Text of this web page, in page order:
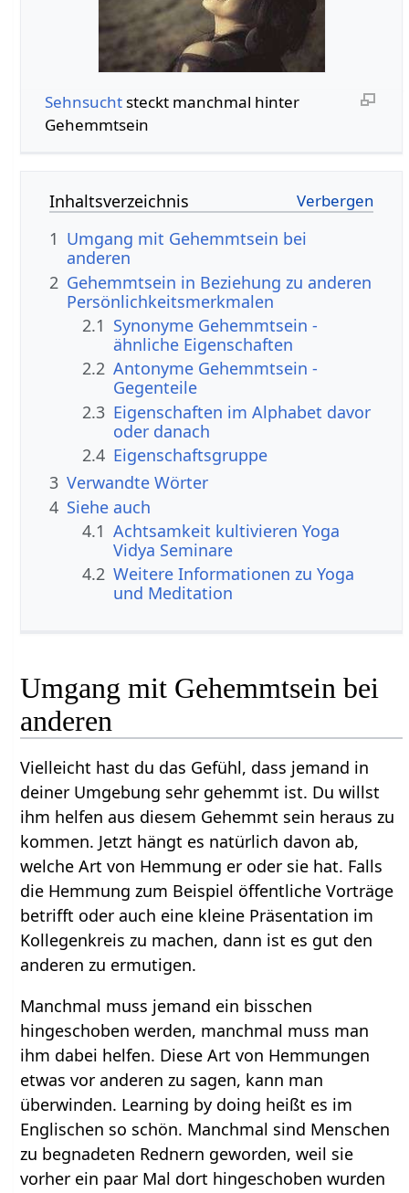
Sehnsuchtsteckt manchmal hinter
Gehemmtsein
Inhaltsverzeichnis
1 Umgang mit Gehemmtsein bei
anderen
2 Gehemmtsein in Beziehung zu anderen
Persönlichkeitsmerkmalen
2.1 Synonyme Gehemmtsein -
ähnliche Eigenschaften
2.2 Antonyme Gehemmtsein -
Gegenteile
2.3 Eigenschaften im Alphabet davor
oder danach
2.4 Eigenschaftsgruppe
3 Verwandte Wörter
4 Siehe auch
4.1 Achtsamkeit kultivieren Yoga
Vidya Seminare
4.2 Weitere Informationen zu Yoga
und Meditation
Umgang mit Gehemmtsein bei
anderen
Vielleicht hast du das Gefühl, dass jemand in
deiner Umgebung sehr gehemmt ist. Du willst
ihm helfen aus diesem Gehemmt sein heraus zu
kommen. Jetzt hängt es natürlich davon ab,
welche Art von Hemmung er oder sie hat. Falls
die Hemmung zum Beispiel öffentliche Vorträge
betrifft oder auch eine kleine Präsentation im
Kollegenkreis zu machen, dann ist es gut den
anderen zu ermutigen.
Manchmal muss jemand ein bisschen
hingeschoben werden, manchmal muss man
ihm dabei helfen. Diese Art von Hemmungen
etwas vor anderen zu sagen, kann man
überwinden. Learning by doing heißt es im
Englischen so schön. Manchmal sind Menschen
zu begnadeten Rednern geworden, weil sie
vorher ein paar Mal dort hingeschoben wurden